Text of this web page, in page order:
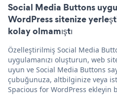
Social Media Buttons
WordPress sitenize
kolay olmamıştı
Özelleştirilmiş Social Media
uygulamanızı oluşturun, web
uyun ve Social Media Buttons
çubuğunuza, altbilginize veya
Spacious for WordPress ekleyin